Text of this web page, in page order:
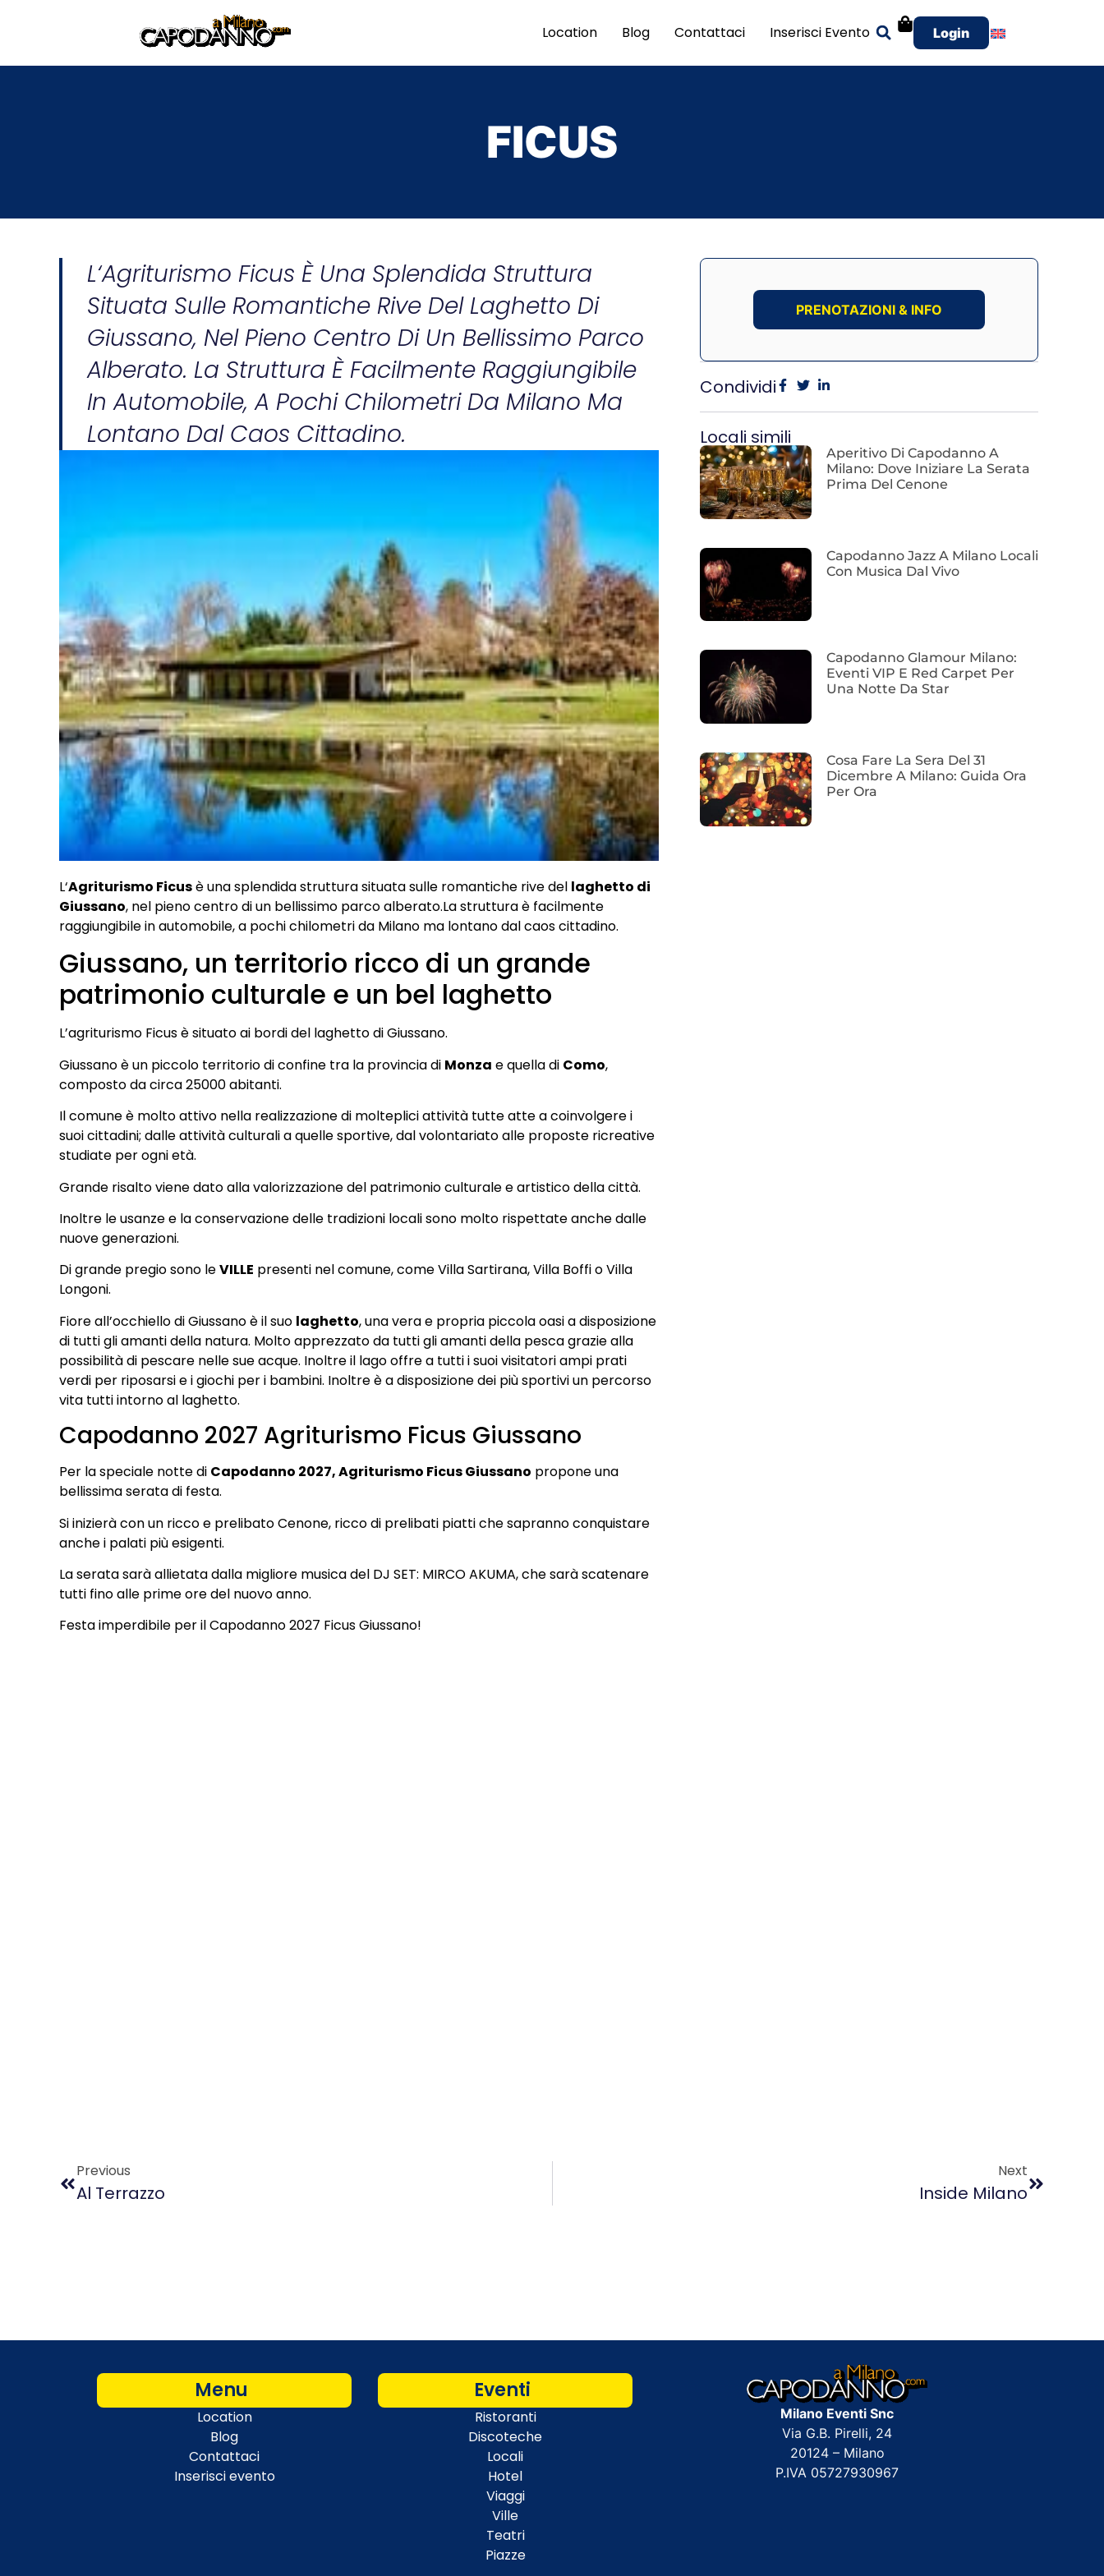
Location Blog Contattaci Inserisci Evento Login
FICUS
L‘Agriturismo Ficus È Una Splendida Struttura
Situata Sulle Romantiche Rive Del Laghetto Di
Giussano, Nel Pieno Centro Di Un Bellissimo Parco
Alberato. La Struttura È Facilmente Raggiungibile
In Automobile, A Pochi Chilometri Da Milano Ma
Lontano Dal Caos Cittadino.
L‘Agriturismo Ficusè una splendida struttura situata sulle romantiche rive del laghetto di
Giussano, nel pieno centro di un bellissimo parco alberato.La struttura è facilmente
raggiungibile in automobile, a pochi chilometri da Milano ma lontano dal caos cittadino.
Giussano, un territorio ricco di un grande
patrimonio culturale e un bel laghetto
L’agriturismo Ficus è situato ai bordi del laghetto di Giussano.
Giussano è un piccolo territorio di confine tra la provincia di Monza e quella di Como,
composto da circa 25000 abitanti.
Il comune è molto attivo nella realizzazione di molteplici attività tutte atte a coinvolgere i
suoi cittadini; dalle attività culturali a quelle sportive, dal volontariato alle proposte ricreative
studiate per ogni età.
Grande risalto viene dato alla valorizzazione del patrimonio culturale e artistico della città.
Inoltre le usanze e la conservazione delle tradizioni locali sono molto rispettate anche dalle
nuove generazioni.
Di grande pregio sono leVILLE presenti nel comune, come Villa Sartirana, Villa Boffi o Villa
Longoni.
Fiore all’occhiello di Giussano è il suo laghetto, una vera e propria piccola oasi a disposizione
di tutti gli amanti della natura. Molto apprezzato da tutti gli amanti della pesca grazie alla
possibilità di pescare nelle sue acque. Inoltre il lago offre a tutti i suoi visitatori ampi prati
verdi per riposarsi e i giochi per i bambini. Inoltre è a disposizione dei più sportivi un percorso
vita tutti intorno al laghetto.
Capodanno 2027 Agriturismo Ficus Giussano
Per la speciale notte di Capodanno 2027, Agriturismo Ficus Giussano propone una
bellissima serata di festa.
Si inizierà con un ricco e prelibato Cenone, ricco di prelibati piatti che sapranno conquistare
anche i palati più esigenti.
La serata sarà allietata dalla migliore musica del DJ SET: MIRCO AKUMA, che sarà scatenare
tutti fino alle prime ore del nuovo anno.
Festa imperdibile per il Capodanno 2027 Ficus Giussano!
PRENOTAZIONI & INFO
Condividi
Locali simili
Aperitivo Di Capodanno A
Milano: Dove Iniziare La Serata
Prima Del Cenone
Capodanno Jazz A Milano Locali
Con Musica Dal Vivo
Capodanno Glamour Milano:
Eventi VIP E Red Carpet Per
Una Notte Da Star
Cosa Fare La Sera Del 31
Dicembre A Milano: Guida Ora
Per Ora
Previous
Al Terrazzo
Next
Inside Milano
Milano Eventi Snc
Via G.B. Pirelli, 24
20124 – Milano
P.IVA 05727930967
Menu
Location
Blog
Contattaci
Inserisci evento
Eventi
Ristoranti
Discoteche
Locali
Hotel
Viaggi
Ville
Teatri
Piazze